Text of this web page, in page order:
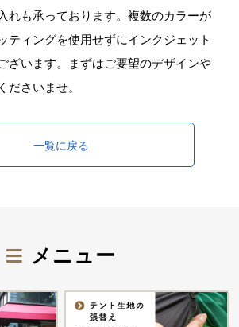
れも承っております。複数のカラーが
ティングを使用せずにインクジェット
ざいます。まずはご要望のデザインや
ださいませ。
一覧に戻る
メニュー